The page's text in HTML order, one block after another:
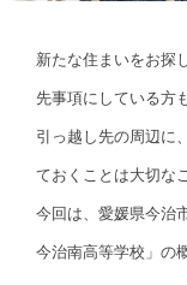
新たな住まいをお探
先事項にしている方
引っ越し先の周辺に
ておくことは大切な
今回は、愛媛県今治
今治南高等学校」の